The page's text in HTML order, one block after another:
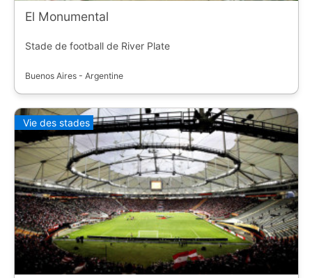
El Monumental
Stade de football de River Plate
Buenos Aires - Argentine
Vie des stades